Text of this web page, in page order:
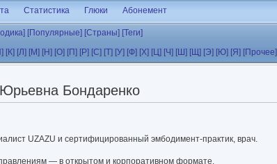
Статистика Глюки Абонемент
[Популярные] [Страны] [Теги]
[К] [Л] [М] [Н] [О] [П] [Р] [С] [Т] [У] [Ф] [Х] [Ц] [Ч] [Ш] [Щ] [Э] [Ю] [Я] [Прочее]
Бондаренко
UZAZU и сертифицированный эмбодимент-практик, врач.
— в открытом и корпоративном формате.